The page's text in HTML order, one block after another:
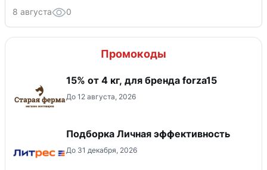
8 августа 0
Промокоды
15% от 4 кг, для бренда forza15
До 12 августа, 2026
Подборка Личная эффективность
До 31 декабря, 2026